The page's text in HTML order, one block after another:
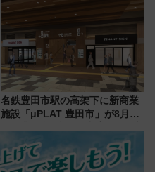
日は？
名鉄豊田市駅の高架下に新商業
施設「μPLAT 豊田市」が8月26
たな玄関口へ